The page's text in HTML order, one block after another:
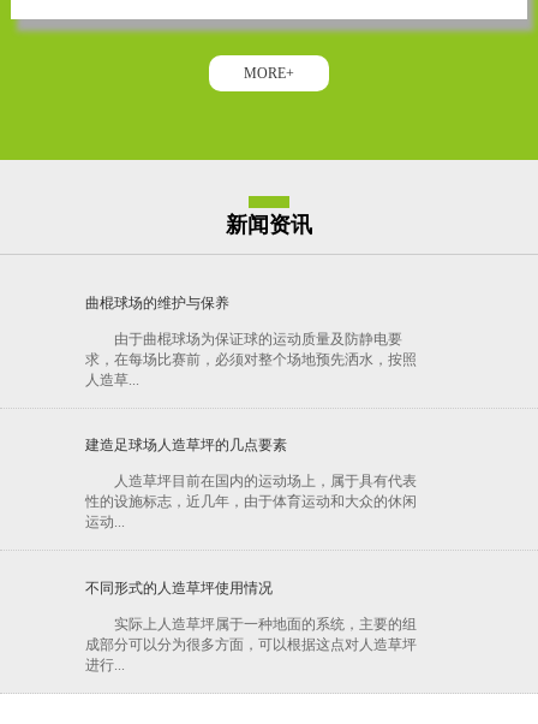
MORE+
新闻资讯
曲棍球场的维护与保养
由于曲棍球场为保证球的运动质量及防静电要
求，在每场比赛前，必须对整个场地预先洒水，按照
人造草...
建造足球场人造草坪的几点要素
人造草坪目前在国内的运动场上，属于具有代表
性的设施标志，近几年，由于体育运动和大众的休闲
运动...
不同形式的人造草坪使用情况
实际上人造草坪属于一种地面的系统，主要的组
成部分可以分为很多方面，可以根据这点对人造草坪
进行...